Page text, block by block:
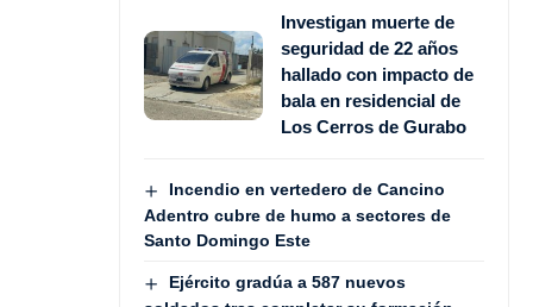
Investigan muerte de
seguridad de 22 años
hallado con impacto de
bala en residencial de
Los Cerros de Gurabo
Incendio en vertedero de Cancino
Adentro cubre de humo a sectores de
Santo Domingo Este
Ejército gradúa a 587 nuevos